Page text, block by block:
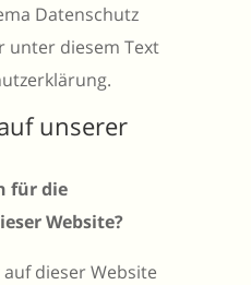
Datenschutz
unter diesem Text
unserer
für die
Website?
dieser Website